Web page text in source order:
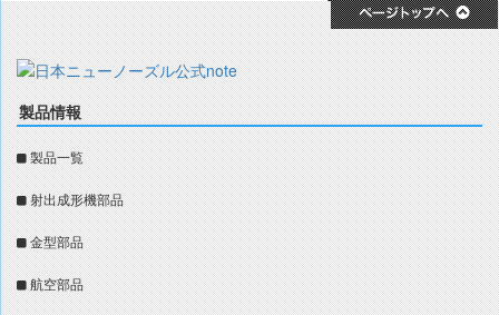
製品情報
製品一覧
射出成形機部品
金型部品
航空部品